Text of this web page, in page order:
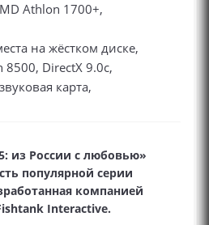
Athlon 1700+,
на жёстком диске,
8500, DirectX 9.0c,
карта,
из России с любовью»
популярной серии
компанией
Interactive.